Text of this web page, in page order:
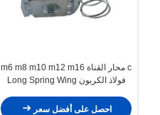
c محار القناة m6 m8 m10 m12 m16
فولاذ الكربون Long Spring Wing
احصل على أفضل سعر